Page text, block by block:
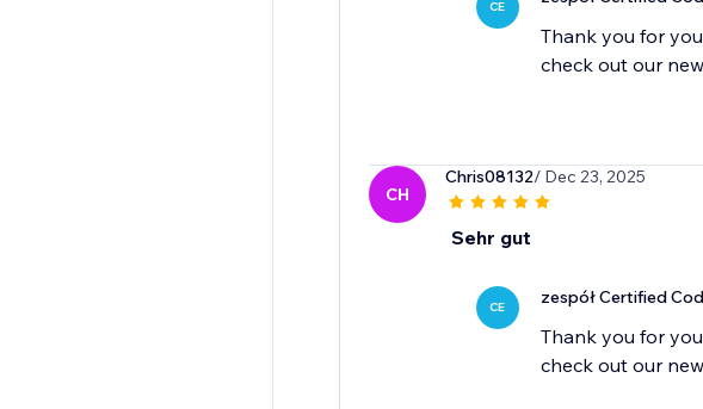
CE
Thank you for
check out our
CH
Chris08132/ Dec 23, 2025
Sehr gut
CE zespół Certified
Thank you for
check out our